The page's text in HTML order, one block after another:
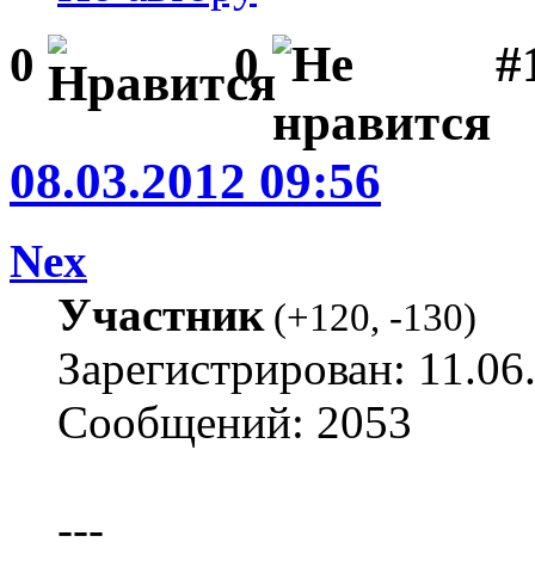
0 0
08.03.2012 09:56
Nex
Участник(+120, -130)
Зарегистрирован:
Сообщений: 2053
---